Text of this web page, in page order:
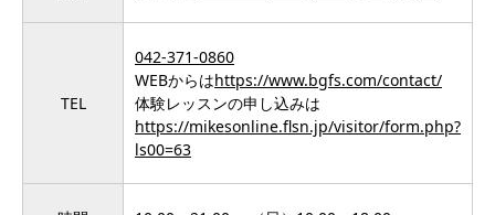
TEL
042-371-0860
WEBからはhttps://www.bgfs.com/contact/
体験レッスンの申し込みは
https://mikesonline.flsn.jp/visitor/form.php?
ls00=63